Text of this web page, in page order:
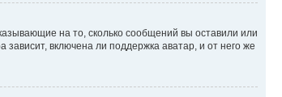
на то, сколько сообщений вы оставили или
включена ли поддержка аватар, и от него же